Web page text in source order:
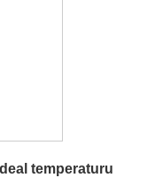
temperaturu